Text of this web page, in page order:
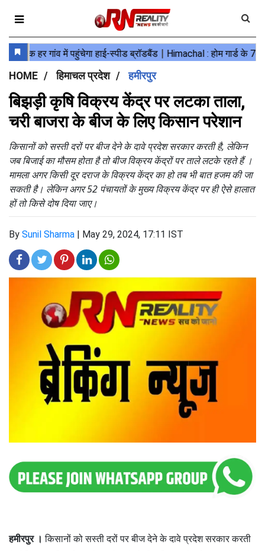
HOME हिमाचल प्रदेश हमीरपुर
बिझड़ी कृषि विक्रय केंद्र पर लटका ताला,
चरी बाजरा के बीज के लिए किसान परेशान
किसानों को सस्ती दरों पर बीज देने के दावे प्रदेश सरकार करती है, लेकिन
जब बिजाई का मौसम होता है तो बीज विक्रय केंद्रों पर ताले लटके रहते हैं ।
मामला अगर किसी दूर दराज के विक्रय केंद्र का हो तब भी बात हजम की जा
सकती है। लेकिन अगर 52 पंचायतों के मुख्य विक्रय केंद्र पर ही ऐसे हालात
हों तो किसे दोष दिया जाए।
By Sunil Sharma | May 29, 2024, 17:11 IST
हमीरपुर ।किसानों को सस्ती दरों पर बीज देने के दावे प्रदेश सरकार करती